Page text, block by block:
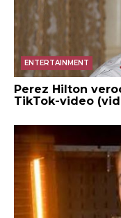
ENTERTAINMENT
Perez Hilton
TikTok-video